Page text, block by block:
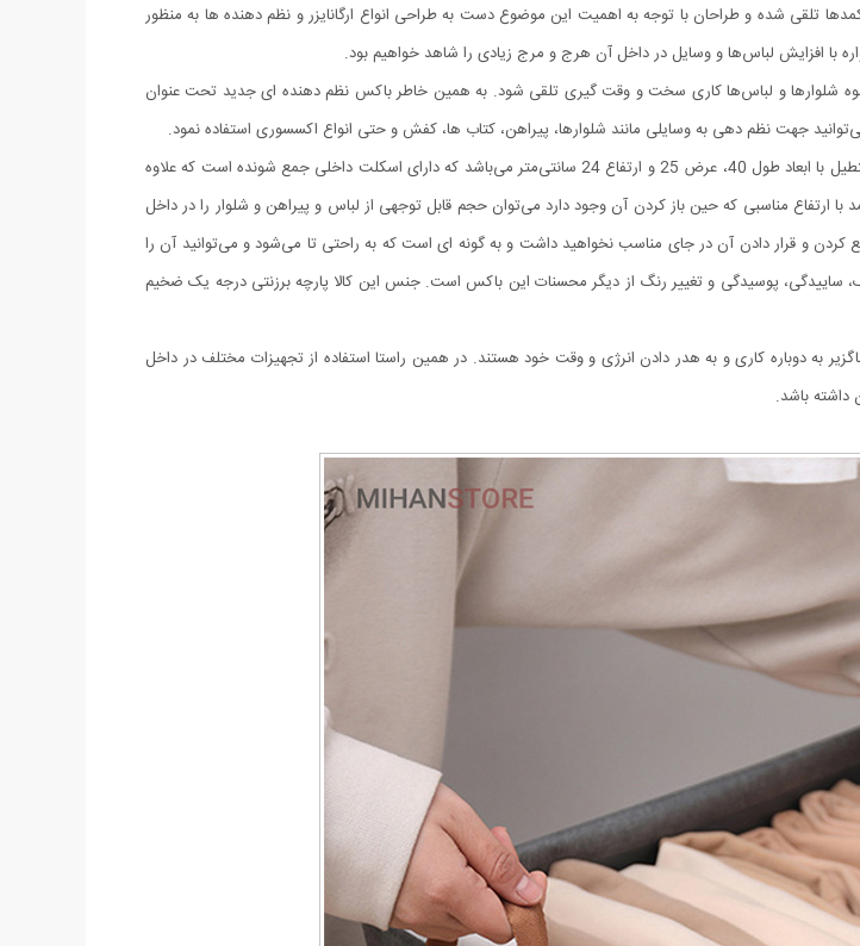
تلقی شده و طراحان با توجه به اهمیت این موضوع دست به طراحی انواع ارگانایزر و نظم دهنده ها به‌ منظور
با افزایش لباس‌ها و وسایل در داخل آن هرج‌ و مرج زیادی را شاهد خواهیم بود.
شلوارها و لباس‌ها کاری سخت و وقت‌ گیری تلقی شود. به همین خاطر باکس نظم دهنده ای جدید تحت عنوان
جهت نظم دهی به وسایلی مانند شلوارها، پیراهن، کتاب ها، کفش و حتی انواع اکسسوری استفاده نمود.
باکس لباس و شلوار داخل کمد یک جعبه پارچه ای بسیار مقاوم اما سبک و کم حجم به شکل مستطیل با ابعاد طول 40، عرض 25 و ارتفاع 24 سانتی‌متر می‌باشد که دارای اسکلت داخلی جمع شونده است که علاوه
مناسبی که حین باز کردن آن وجود دارد می‌توان حجم قابل توجهی از لباس و پیراهن و شلوار را در داخل
و قرار دادن آن در جای مناسب نخواهید داشت و به گونه ای است که به راحتی تا می‌شود و می‌توانید آن را
پوسیدگی و تغییر رنگ از دیگر محسنات این باکس است. جنس این کالا پارچه برزنتی درجه یک ضخیم
به دوباره ‌کاری و به هدر دادن انرژی و وقت خود هستند. در همین راستا استفاده از تجهیزات مختلف در داخل
باشد.